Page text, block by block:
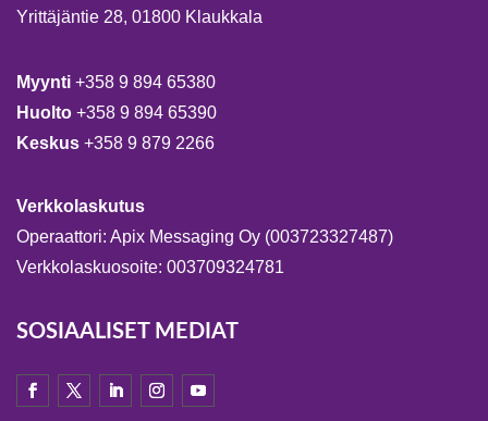
Yrittäjäntie 28, 01800 Klaukkala
Myynti +358 9 894 65380
Huolto +358 9 894 65390
Keskus +358 9 879 2266
Verkkolaskutus
Operaattori: Apix Messaging Oy (003723327487)
Verkkolaskuosoite: 003709324781
SOSIAALISET MEDIAT